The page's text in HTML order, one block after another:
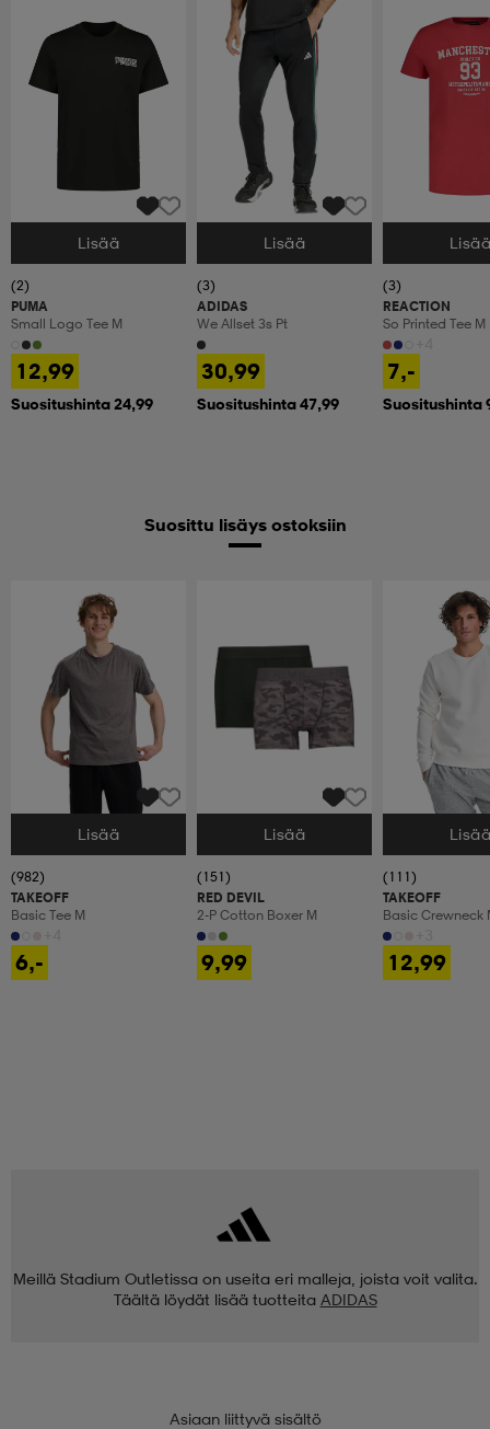
Valitse Koko
Lisää
(2)
PUMA
Small Logo Tee M
12,99
Suositushinta 24,99
Valitse Koko
Lisää
(3)
ADIDAS
We Allset 3s Pt
30,99
Suositushinta 47,99
Valitse Koko
(3)
REACTION
So Printed Tee M
7,-
Suositushinta
Suosittu lisäys ostoksiin
Valitse Koko
Lisää
(982)
TAKEOFF
Basic Tee M
6,-
Valitse Koko
Lisää
(151)
RED DEVIL
2-P Cotton Boxer M
9,99
Valitse Koko
(111)
TAKEOFF
Basic Crewneck
12,99
Meillä Stadium Outletissa on useita eri malleja, joista voit valita.
Täältä löydät lisää tuotteita ADIDAS
Asiaan liittyvä sisältö